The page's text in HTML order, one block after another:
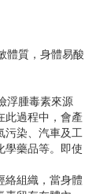
體質，身體易酸
浮腫毒素來源
此過程中，會產
污染、汽車及工
學藥品等。即使
絡組織，當身體